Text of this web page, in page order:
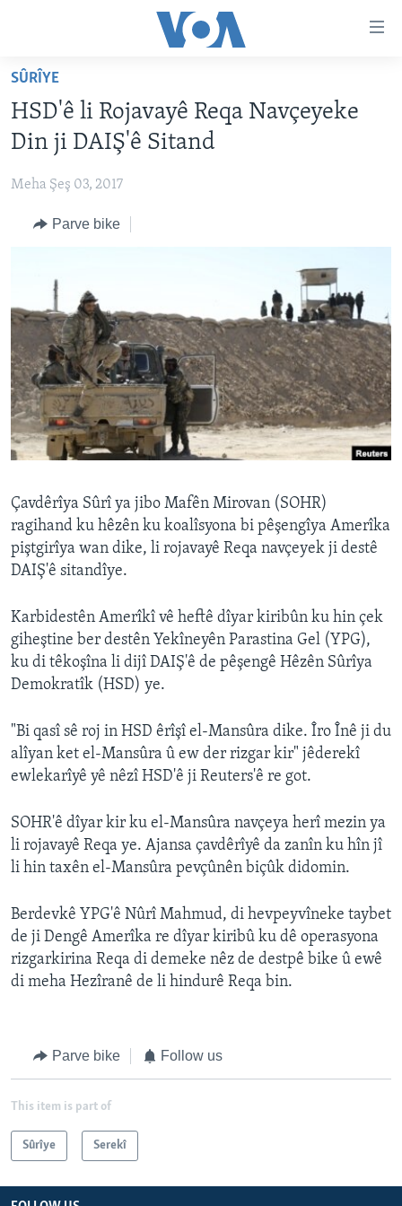
Yekser
naveroka
serekî
here
serekî
Lêgerînê
DESTPÊK
VÎDYO GALERÎ
FOTO GALERÎ
RADYO
HERÊMÊN KURDAN
AMERÎKA
TIRKÎYE
ÎRAN
ROJHILATA NAVÎN
CÎHAN
ÇAND Û HUNER
SERNIVÎS
Learning English
FOLLOW US
Zimanên Din
SÛRÎYE
HSD'ê li Rojavayê Reqa Navçeyeke
Din ji DAIŞ'ê Sitand
Meha Şeş 03, 2017
Parve bike
Çavdêrîya Sûrî ya jibo Mafên Mirovan (SOHR)
ragihand ku hêzên ku koalîsyona bi pêşengîya Amerîka
piştgirîya wan dike, li rojavayê Reqa navçeyek ji destê
DAIŞ'ê sitandîye.
Karbidestên Amerîkî vê heftê dîyar kiribûn ku hin çek
giheştine ber destên Yekîneyên Parastina Gel (YPG),
ku di têkoşîna li dijî DAIŞ'ê de pêşengê Hêzên Sûrîya
Demokratîk (HSD) ye.
"Bi qasî sê roj in HSD êrîşî el-Mansûra dike. Îro Înê ji du
alîyan ket el-Mansûra û ew der rizgar kir" jêderekî
ewlekarîyê yê nêzî HSD'ê ji Reuters'ê re got.
SOHR'ê dîyar kir ku el-Mansûra navçeya herî mezin ya
li rojavayê Reqa ye. Ajansa çavdêrîyê da zanîn ku hîn jî
li hin taxên el-Mansûra pevçûnên biçûk didomin.
Berdevkê YPG'ê Nûrî Mahmud, di hevpeyvîneke taybet
de ji Dengê Amerîka re dîyar kiribû ku dê operasyona
rizgarkirina Reqa di demeke nêz de destpê bike û ewê
di meha Hezîranê de li hindurê Reqa bin.
Parve bike Follow us
This item is part of
Sûrîye Serekî